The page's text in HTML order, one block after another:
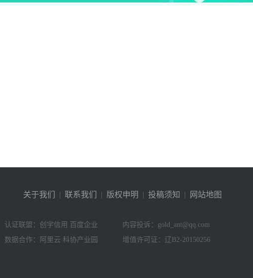
关于我们 | 联系我们 | 版权申明 | 投稿须知 | 网站地图
认证联盟：创宇信用 百度企业
内容投诉：gold_ant@qq.com
数据合作：阿里云 科协产业园
增值许可证：辽B2-20150256